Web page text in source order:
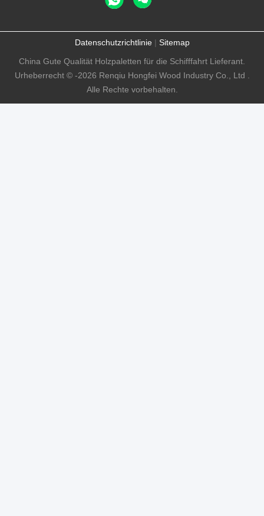
Datenschutzrichtlinie| Sitemap
China Gute Qualität Holzpaletten für die Schifffahrt Lieferant.
Urheberrecht © -2026 Renqiu Hongfei Wood Industry Co., Ltd .
Alle Rechte vorbehalten.